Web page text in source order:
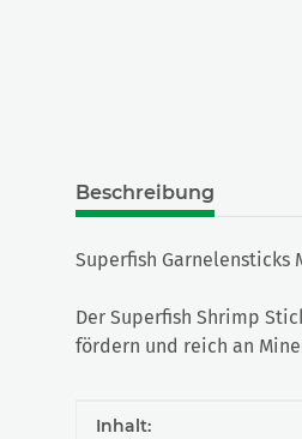
Beschreibung
Superfish Garnelensticks
Der Superfish Shrimp
fördern und reich an
Produkteigenschaft
Wert
Inhalt: